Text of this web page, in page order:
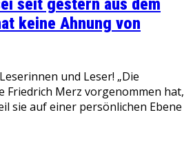
seit gestern aus dem
keine Ahnung von
und Leser! „Die
Friedrich Merz vorgenommen hat,
sie auf einer persönlichen Ebene